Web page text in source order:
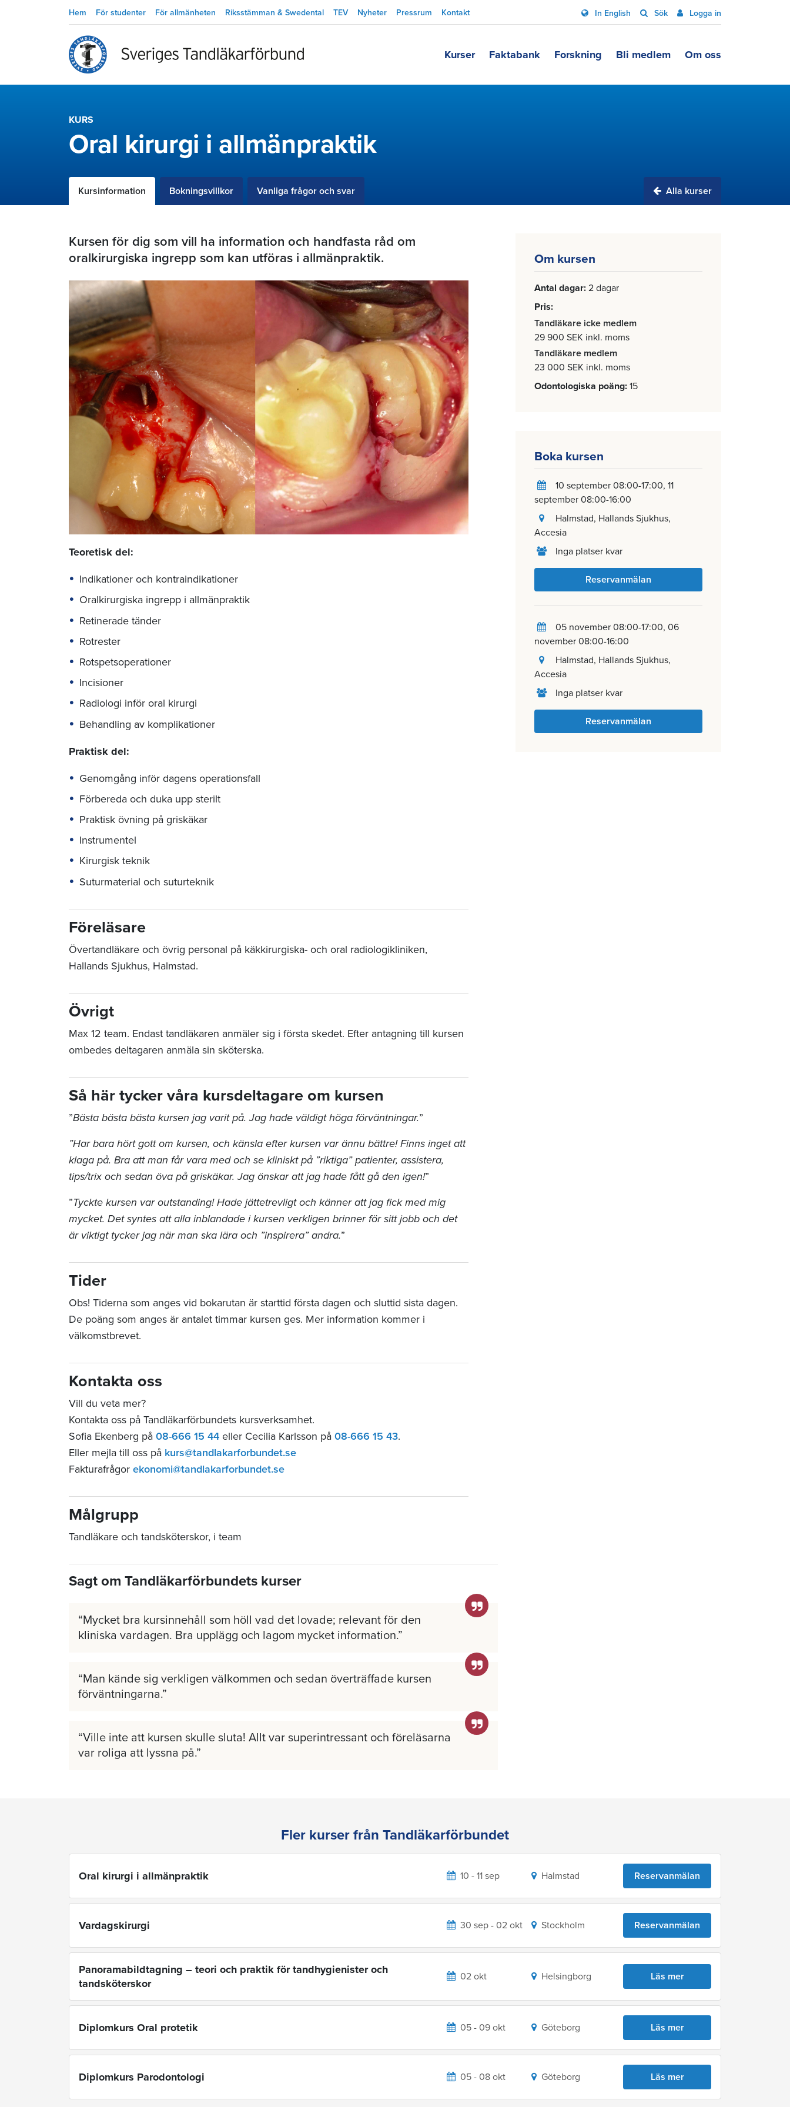
Hem För studenter För allmänheten Riksstämman & Swedental TEV Nyheter Pressrum Kontakt In English Sök Logga in
Kurser Faktabank Forskning Bli medlem Om oss
KURS
Oral kirurgi i allmänpraktik
Kursinformation Bokningsvillkor Vanliga frågor och svar Alla kurser
Om kursen
Antal dagar 2 dagar
Pris
Tandläkare icke medlem
29 900 SEK inkl. moms
Tandläkare medlem
23 000 SEK inkl. moms
Odontologiska poäng 15
Boka kursen
10 september 08:00-17:00 11
september 08:00-16:00
Halmstad, Hallands Sjukhus,
Accesia
Inga platser kvar
Reservanmälan
05 november 08:00-17:00 06
november 08:00-16:00
Halmstad, Hallands Sjukhus,
Accesia
Inga platser kvar
Reservanmälan
Kursen för dig som vill ha information och handfasta råd om
oralkirurgiska ingrepp som kan utföras i allmänpraktik.
Teoretisk del:
Indikationer och kontraindikationer
Oralkirurgiska ingrepp i allmänpraktik
Retinerade tänder
Rotrester
Rotspetsoperationer
Incisioner
Radiologi inför oral kirurgi
Behandling av komplikationer
Praktisk del:
Genomgång inför dagens operationsfall
Förbereda och duka upp sterilt
Praktisk övning på griskäkar
Instrumentel
Kirurgisk teknik
Suturmaterial och suturteknik
Föreläsare
Övertandläkare och övrig personal på käkkirurgiska- och oral radiologikliniken,
Hallands Sjukhus, Halmstad.
Övrigt
Max 12 team. Endast tandläkaren anmäler sig i första skedet. Efter antagning till kursen
ombedes deltagaren anmäla sin sköterska.
Så här tycker våra kursdeltagare om kursen
”Bästa bästa bästa kursen jag varit på. Jag hade väldigt höga förväntningar.”
”Har bara hört gott om kursen, och känsla efter kursen var ännu bättre! Finns inget att
klaga på. Bra att man får vara med och se kliniskt på ”riktiga” patienter, assistera,
tips/trix och sedan öva på griskäkar. Jag önskar att jag hade fått gå den igen!”
”Tyckte kursen var outstanding! Hade jättetrevligt och känner att jag fick med mig
mycket. Det syntes att alla inblandade i kursen verkligen brinner för sitt jobb och det
är viktigt tycker jag när man ska lära och ”inspirera” andra.”
Tider
Obs! Tiderna som anges vid bokarutan är starttid första dagen och sluttid sista dagen.
De poäng som anges är antalet timmar kursen ges. Mer information kommer i
välkomstbrevet.
Kontakta oss
Vill du veta mer?
Kontakta oss på Tandläkarförbundets kursverksamhet.
Sofia Ekenberg på 08-666 15 44 eller Cecilia Karlsson på 08-666 15 43.
Eller mejla till oss på kurs@tandlakarforbundet.se
Fakturafrågor ekonomi@tandlakarforbundet.se
Målgrupp
Tandläkare och tandsköterskor, i team
Sagt om Tandläkarförbundets kurser
Mycket bra kursinnehåll som höll vad det lovade; relevant för den
kliniska vardagen. Bra upplägg och lagom mycket information.
Man kände sig verkligen välkommen och sedan överträffade kursen
förväntningarna.
Ville inte att kursen skulle sluta! Allt var superintressant och föreläsarna
var roliga att lyssna på.
Fler kurser från Tandläkarförbundet
Oral kirurgi i allmänpraktik 10 - 11 sep Halmstad Reservanmälan
Vardagskirurgi 30 sep - 02 okt Stockholm Reservanmälan
Panoramabildtagning – teori och praktik för tandhygienister och
tandsköterskor
02 okt Helsingborg Läs mer
Diplomkurs Oral protetik 05 - 09 okt Göteborg Läs mer
Diplomkurs Parodontologi 05 - 08 okt Göteborg Läs mer